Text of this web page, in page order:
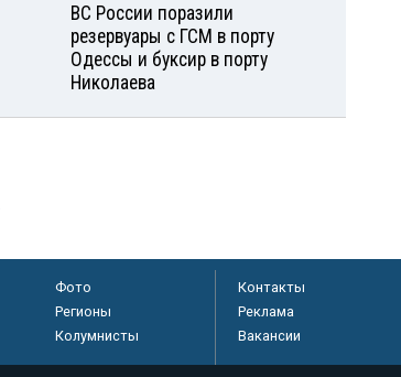
ВС России поразили
резервуары с ГСМ в порту
Одессы и буксир в порту
Николаева
Фото
Регионы
Колумнисты
Контакты
Реклама
Вакансии